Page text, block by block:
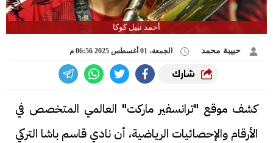
أحمد نبيل كوكا
حبيبة محمد الجمعة، 01 أغسطس 2025 06:56 م
شارك
كشف موقع "ترانسفير ماركت" العالمي المتخصص في
الأرقام والإحصائيات الرياضية، أن نادي قاسم باشا التركي